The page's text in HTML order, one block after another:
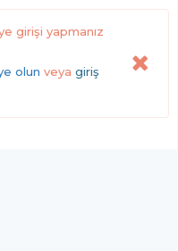
girişi yapmanız
olun veya giriş